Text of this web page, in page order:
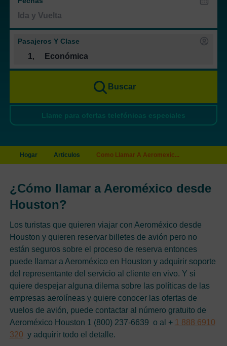
Pasajeros Y Clase
1, Económica
Buscar
Llame para ofertas telefónicas especiales
Hogar Articulos Como Llamar A Aeromexic...
¿Cómo llamar a Aeroméxico desde
Houston?
Los turistas que quieren viajar con Aeroméxico desde
Houston y quieren reservar billetes de avión pero no
están seguros sobre el proceso de reserva entonces
puede llamar a Aeroméxico en Houston y adquirir soporte
del representante del servicio al cliente en vivo. Y si
quiere despejar alguna dilema sobre las políticas de las
empresas aerolíneas y quiere conocer las ofertas de
vuelos de avión, puede contactar al número gratuito de
Aeroméxico Houston 1 (800) 237-6639 o al + 1 888 6910
320 y adquirir todo el detalle.